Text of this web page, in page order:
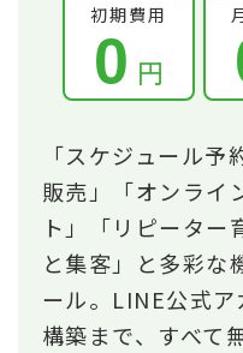
初期費用
0 円
「スケジュール
販売」「オンライ
ト」「リピーター
と集客」と多彩な
ール。LINE公式ア
構築まで、すべて